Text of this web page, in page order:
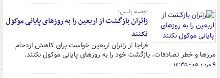
توصیه پلیس؛
زائران بازگشت از اربعین را به روزهای پایانی موکول
نکنند
فراجا از زائران اربعین خواست برای کاهش ازدحام
مرزها و خطر تصادفات، بازگشت خود را به روزهای پایانی موکول نکنند.
۹ مرداد ۰۵ - ۱۲:۳۵